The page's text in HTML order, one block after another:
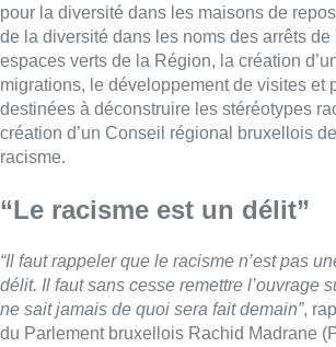
pour la diversité dans les maisons de
de la diversité dans les noms des arrêts de
espaces verts de la Région, la création
migrations, le développement de visites et
destinées à déconstruire les stéréotypes
création d’un Conseil régional bruxellois
racisme.
“Le racisme est un délit”
“Il faut rappeler que le racisme n’est pas
délit. Il faut sans cesse remettre l’ouvrage
ne sait jamais de quoi sera fait demain”,
du Parlement bruxellois Rachid Madrane